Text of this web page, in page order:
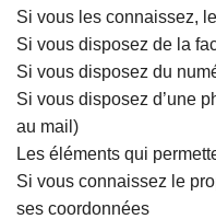
Si vous les connaissez,
Si vous disposez de la
Si vous disposez du
Si vous disposez d’une
au mail)
Les éléments qui
Si vous connaissez le
ses coordonnées